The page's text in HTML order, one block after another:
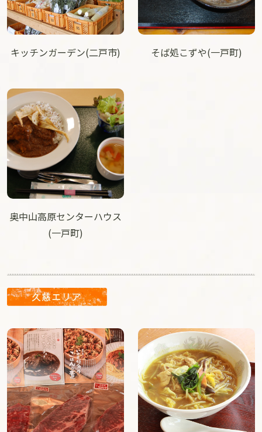
キッチンガーデン(二戸市) そば処こずや(一戸町)
奥中山高原センターハウス
(一戸町)